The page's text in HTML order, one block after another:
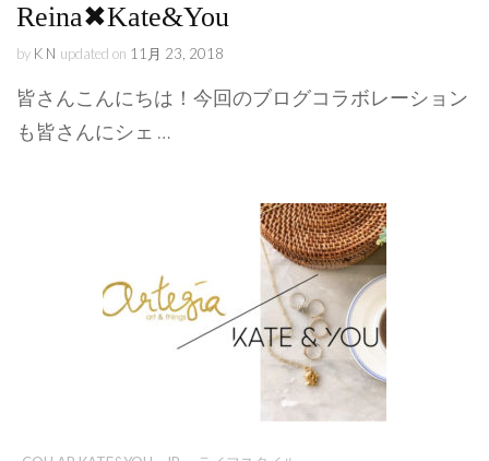
Reina✖︎Kate&You
by K N updated on 11月 23, 2018
皆さんこんにちは！今回のブログコラボレーション
も皆さんにシェ …